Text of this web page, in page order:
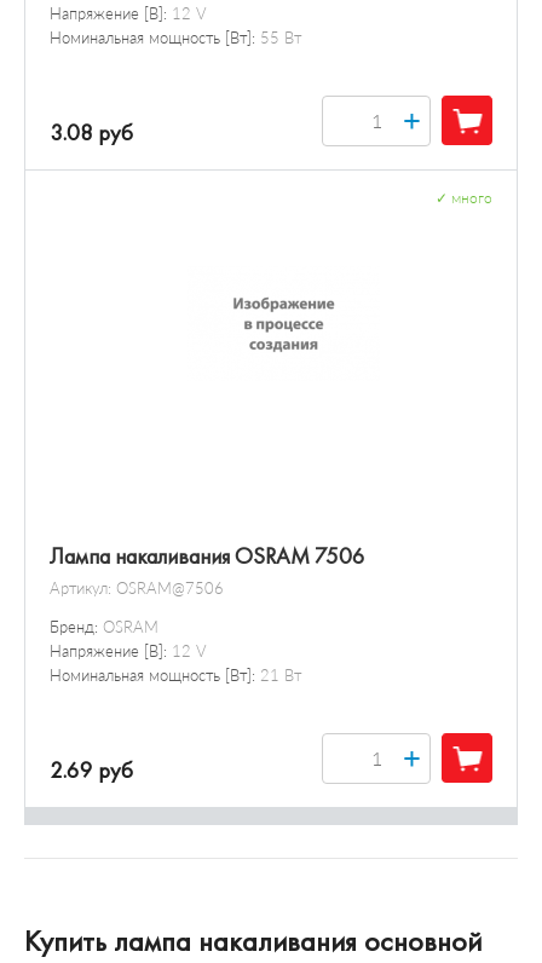
Напряжение [В]: 12 V
Номинальная мощность [Вт]: 55 Вт
3.08 руб +
Лампа накаливания OSRAM 7506
Артикул: OSRAM@7506
Бренд: OSRAM
Напряжение [В]: 12 V
Номинальная мощность [Вт]: 21 Вт
много
2.69 руб +
Купить лампа накаливания основной